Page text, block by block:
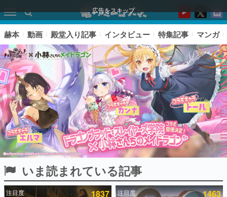
広告をスキップ
ピックアップ
赫本 動画 殿堂入り記事 インタビュー 特集記事 マンガ
いま読まれている記事
注目度 1837 注目度 1463